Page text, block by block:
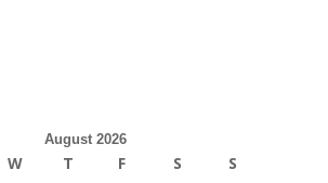
August 2026
W T F S
S